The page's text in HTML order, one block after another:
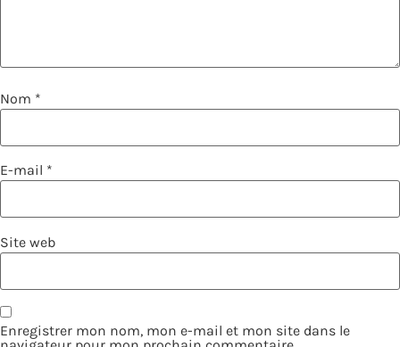
Nom *
E-mail *
Site web
Enregistrer mon nom, mon e-mail et mon site dans le